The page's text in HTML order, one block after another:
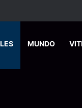
de Nicoya y matan
MUNDO